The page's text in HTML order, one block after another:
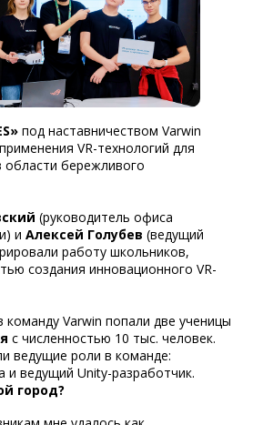
под наставничеством Varwin
VR-технологий для
бережливого
(руководитель офиса
и Алексей Голубев (ведущий
работу школьников,
создания инновационного VR-
Varwin попали две ученицы
с численностью 10 тыс. человек.
ведущие роли в команде:
и ведущий Unity-разработчик.
город?